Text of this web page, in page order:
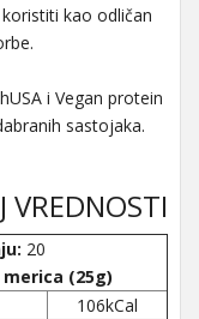
kao odličan
i Vegan protein
sastojaka.
VREDNOSTI
20
(25g)
106kCal